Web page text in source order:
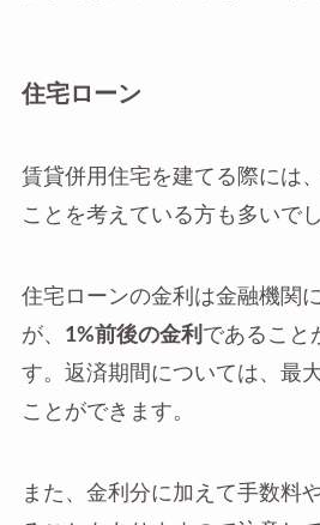
住宅ローン
賃貸併用住宅を建てる際には
ことを考えている方も多いでし
住宅ローンの金利は金融機関
が、 1%前後の金利 であること
す。返済期間については、最
ことができます。
また、金利分に加えて手数料